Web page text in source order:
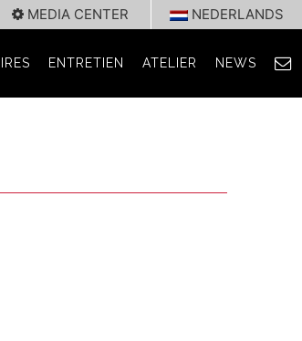
MEDIA CENTER NEDERLANDS
ENTRETIEN ATELIER NEWS